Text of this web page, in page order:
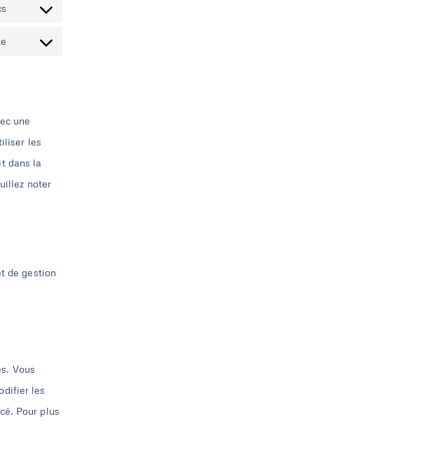
une
les
dans la
noter
de gestion
Vous
les
Pour plus